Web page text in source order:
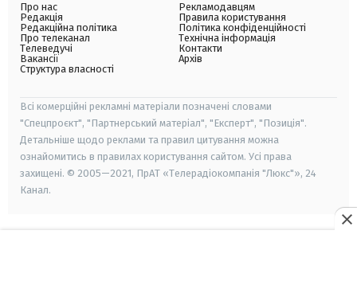
Про нас
Редакція
Редакційна політика
Про телеканал
Телеведучі
Вакансії
Структура власності
Рекламодавцям
Правила користування
Політика конфіденційності
Технічна інформація
Контакти
Архів
Всі комерційні рекламні матеріали позначені словами
"Спецпроєкт", "Партнерський матеріал", "Експерт", "Позиція".
Детальніше щодо реклами та правил цитування можна
ознайомитись в правилах користування сайтом. Усі права
захищені. © 2005—2021, ПрАТ «Телерадіокомпанія "Люкс"», 24
Канал.